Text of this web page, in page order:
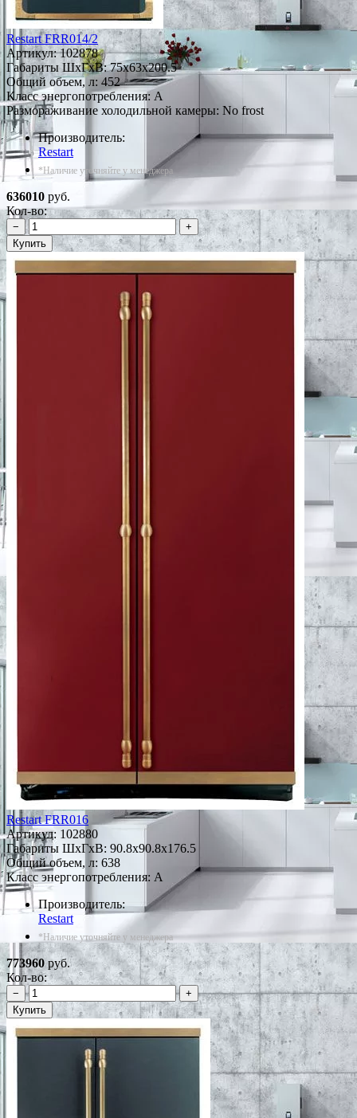
Restart FRR014/2
Артикул:102878
Габариты ШxГxВ: 75x63x200.5
Общий объем, л: 452
Класс энергопотребления: A
Размораживание холодильной камеры: No frost
Производитель:
Restart
*Наличие уточняйте у менеджера
636010 руб.
Кол-во:
−
+
Купить
Restart FRR016
Артикул: 102880
Габариты ШxГxВ: 90.8x90.8x176.5
Общий объем, л: 638
Класс энергопотребления: A
Производитель:
Restart
*Наличие уточняйте у менеджера
773960руб.
Кол-во:
−
+
Купить